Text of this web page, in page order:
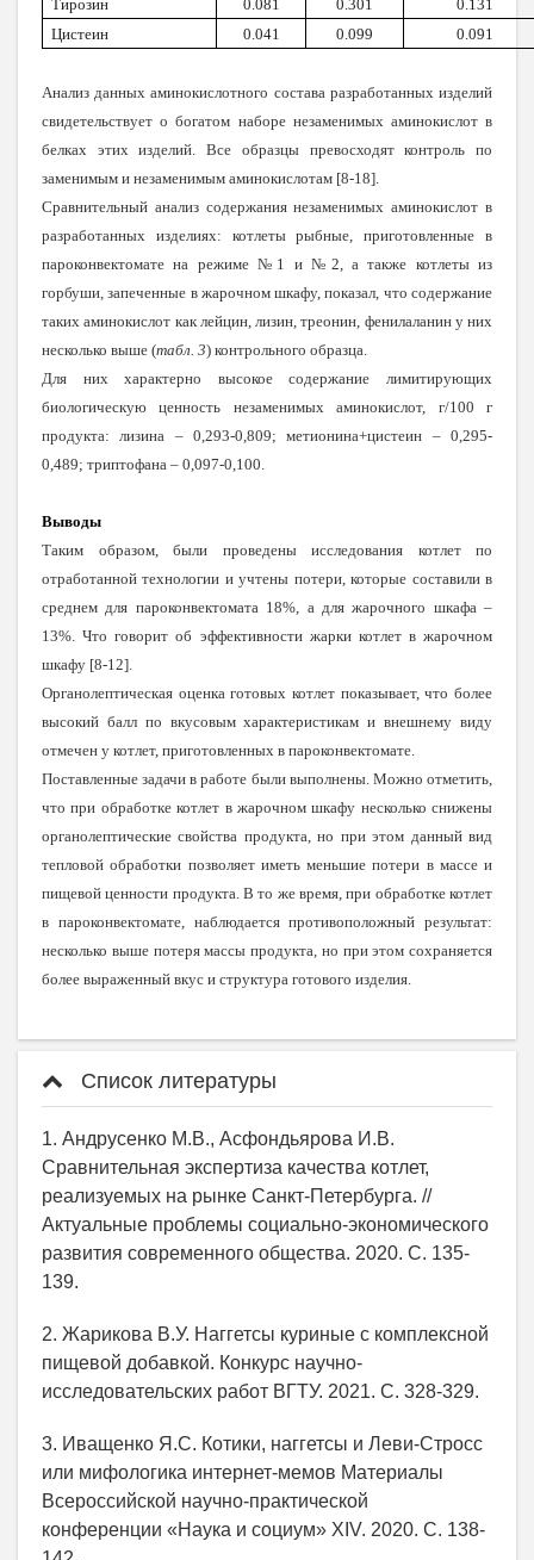
Тирозин 0.081 0.301
0.131
Цистеин
0.041 0.099 0.091
Анализ данных аминокислотного состава разработанных изделий
свидетельствует о богатом наборе незаменимых аминокислот в
белках этих изделий. Все образцы превосходят контроль по
заменимым и незаменимым аминокислотам [8-18].
Сравнительный анализ содержания незаменимых аминокислот в
разработанных изделиях: котлеты рыбные, приготовленные в
пароконвектомате на режиме №1 и №2, а также котлеты из
горбуши, запеченные в жарочном шкафу, показал, что содержание
таких аминокислот как лейцин, лизин, треонин, фенилаланин у них
несколько выше (табл. 3) контрольного образца.
Для них характерно высокое содержание лимитирующих
биологическую ценность незаменимых аминокислот, г/100 г
продукта: лизина – 0,293-0,809; метионина+цистеин – 0,295-
0,489; триптофана – 0,097-0,100.
Выводы
Таким образом, были проведены исследования котлет по
отработанной технологии и учтены потери, которые составили в
среднем для пароконвектомата 18%, а для жарочного шкафа –
13%. Что говорит об эффективности жарки котлет в жарочном
шкафу [8-12].
Органолептическая оценка готовых котлет показывает, что более
высокий балл по вкусовым характеристикам и внешнему виду
отмечен у котлет, приготовленных в пароконвектомате.
Поставленные задачи в работе были выполнены. Можно отметить,
что при обработке котлет в жарочном шкафу несколько снижены
органолептические свойства продукта, но при этом данный вид
тепловой обработки позволяет иметь меньшие потери в массе и
пищевой ценности продукта. В то же время, при обработке котлет
в пароконвектомате, наблюдается противоположный результат:
несколько выше потеря массы продукта, но при этом сохраняется
более выраженный вкус и структура готового изделия.
Список литературы
1. Андрусенко М.В., Асфондьярова И.В.
Сравнительная экспертиза качества котлет,
реализуемых на рынке Санкт-Петербурга. //
Актуальные проблемы социально-экономического
развития современного общества. 2020. С. 135-
139.
2. Жарикова В.У. Наггетсы куриные с комплексной
пищевой добавкой. Конкурс научно-
исследовательских работ ВГТУ. 2021. С. 328-329.
3. Иващенко Я.С. Котики, наггетсы и Леви-Стросс
или мифологика интернет-мемов Материалы
Всероссийской научно-практической
конференции «Наука и социум» XIV. 2020. С. 138-